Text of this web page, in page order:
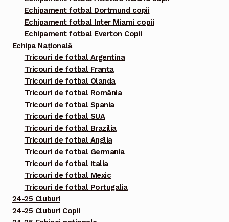
Echipament fotbal Dortmund copii
Echipament fotbal Inter Miami copii
Echipament fotbal Everton Copii
Echipa Națională
Tricouri de fotbal Argentina
Tricouri de fotbal Franta
Tricouri de fotbal Olanda
Tricouri de fotbal România
Tricouri de fotbal Spania
Tricouri de fotbal SUA
Tricouri de fotbal Brazilia
Tricouri de fotbal Anglia
Tricouri de fotbal Germania
Tricouri de fotbal Italia
Tricouri de fotbal Mexic
Tricouri de fotbal Portugalia
24-25 Cluburi
24-25 Cluburi Copii